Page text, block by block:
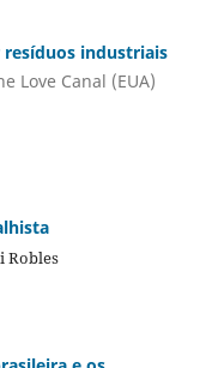
resíduos industriais
Love Canal (EUA)
Robles